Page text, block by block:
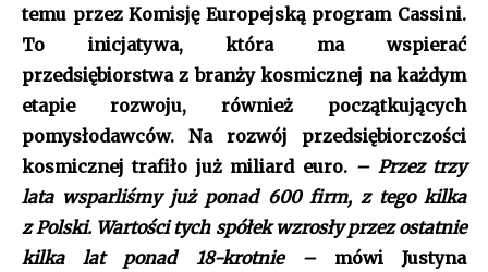
temu przez Komisję Europejską program Cassini.
To inicjatywa, która ma wspierać
przedsiębiorstwa z branży kosmicznej na każdym
etapie rozwoju, również początkujących
pomysłodawców. Na rozwój przedsiębiorczości
kosmicznej trafiło już miliard euro. – Przez trzy
lata wsparliśmy już ponad 600 firm, z tego kilka
z Polski. Wartości tych spółek wzrosły przez ostatnie
kilka lat ponad 18-krotnie –mówi Justyna